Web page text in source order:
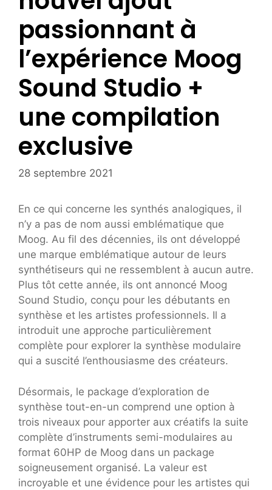
passionnant à
l’expérience Moog
Sound Studio +
une compilation
exclusive
28 septembre 2021
En ce qui concerne les synthés analogiques, il
n’y a pas de nom aussi emblématique que
Moog. Au fil des décennies, ils ont développé
une marque emblématique autour de leurs
synthétiseurs qui ne ressemblent à aucun autre.
Plus tôt cette année, ils ont annoncé Moog
Sound Studio, conçu pour les débutants en
synthèse et les artistes professionnels. Il a
introduit une approche particulièrement
complète pour explorer la synthèse modulaire
qui a suscité l’enthousiasme des créateurs.
Désormais, le package d’exploration de
synthèse tout-en-un comprend une option à
trois niveaux pour apporter aux créatifs la suite
complète d’instruments semi-modulaires au
format 60HP de Moog dans un package
soigneusement organisé. La valeur est
incroyable et une évidence pour les artistes qui